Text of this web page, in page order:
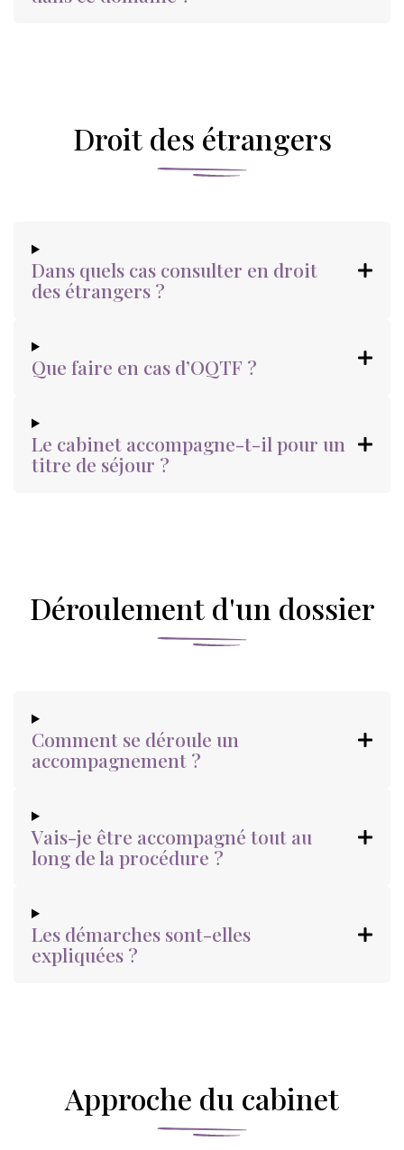
Droit des étrangers
Dans quels cas consulter en droit
des étrangers ?
Que faire en cas d’OQTF ?
Le cabinet accompagne-t-il pour un
titre de séjour ?
Déroulement d'un dossier
Comment se déroule un
accompagnement ?
Vais-je être accompagné tout au
long de la procédure ?
Les démarches sont-elles
expliquées ?
Approche du cabinet